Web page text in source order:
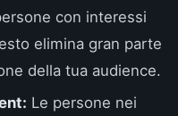
con interessi
elimina gran parte
della tua audience.
Le persone nei